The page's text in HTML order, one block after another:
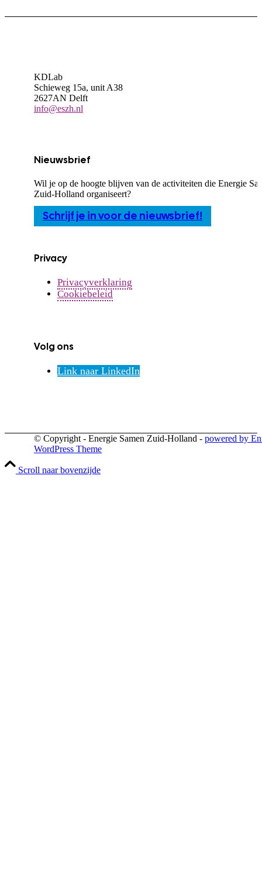
KDLab
Schieweg 15a, unit A38
2627AN Delft
info@eszh.nl
Nieuwsbrief
Wil je op de hoogte blijven van de activiteiten die Energie
Zuid-Holland organiseert?
Schrijf je in voor de nieuwsbrief!
Privacy
Privacyverklaring
Cookiebeleid
Volg ons
Link naar LinkedIn
© Copyright - Energie Samen Zuid-Holland - powered by
WordPress Theme
Scroll naar bovenzijde